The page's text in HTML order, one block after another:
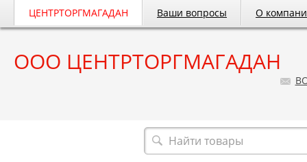
ЦЕНТРТОРГМАГАДАН Ваши вопросы О
ООО ЦЕНТРТОРГМАГАДАН